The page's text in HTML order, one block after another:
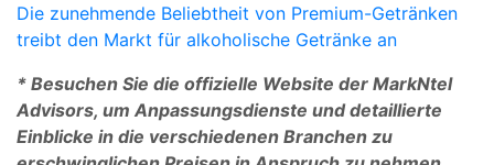
Die zunehmende Beliebtheit von Premium-Getränken
treibt den Markt für alkoholische Getränke an
* Besuchen Sie die offizielle Website der MarkNtel
Advisors, um Anpassungsdienste und detaillierte
Einblicke in die verschiedenen Branchen zu